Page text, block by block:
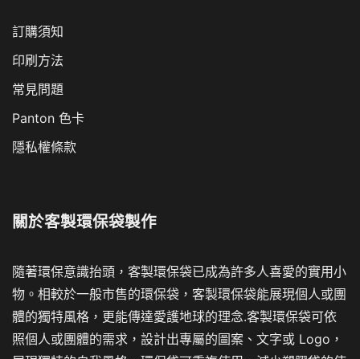
訂購須知
印刷方法
常見問題
Panton 色卡
隱私權條款
關於客製環保袋製作
隨著環保意識抬頭，客製環保袋已成為許多人喜愛的實用小
物。相較於一般市售的環保袋，客製環保袋能展現個人或團
體的獨特風格，更能傳達愛護地球的理念.客製環保袋可依
照個人或團體的需求，設計出專屬的圖案、文字或 Logo，